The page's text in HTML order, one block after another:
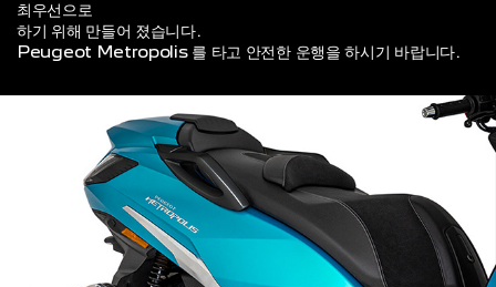
최우선으로
하기 위해 만들어 졌습니다.
Peugeot Metropolis 를 타고 안전한 운행을 하시기 바랍니다.